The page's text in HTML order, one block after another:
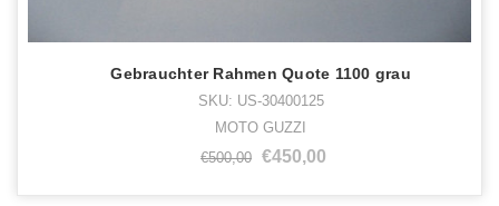
Gebrauchter Rahmen Quote 1100 grau
SKU: US-30400125
MOTO GUZZI
€500,00 €450,00